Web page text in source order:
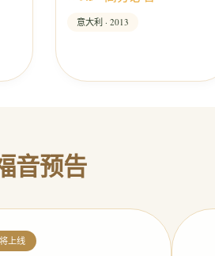
意大利 · 2013
音预告
上线